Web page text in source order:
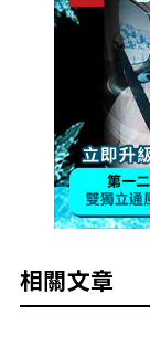
相關文章